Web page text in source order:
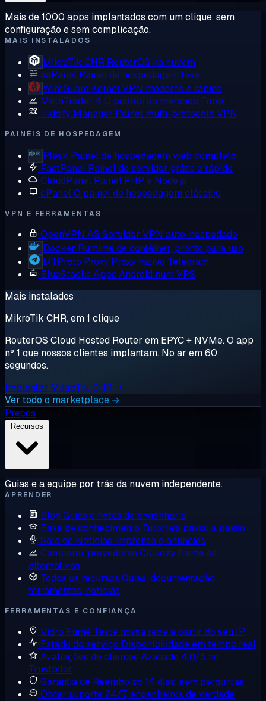
Mais de 1000 apps implantados com um clique, sem
configuração e sem complicação.
MAIS INSTALADOS
MikroTik CHR RouterOS na nuvem
aaPanel Painel de hospedagem leve
WireGuard Kernel VPN moderno e rápido
MetaTrader 4 O padrão do mercado Forex
Hiddify Manager Painel multi-protocolo VPN
PAINÉIS DE HOSPEDAGEM
Plesk Painel de hospedagem web completo
FastPanel Painel de servidor grátis e rápido
CloudPanel Painel PHP e Node.js
cPanelO painel de hospedagem clássico
VPN E FERRAMENTAS
OpenVPN AS Servidor VPN auto-hospedado
Docker Runtime de contêiner, pronto para uso
MTProto Proxy Proxy nativo Telegram
BlueStacks Apps Android num VPS
Mais instalados
MikroTik CHR, em 1 clique
RouterOS Cloud Hosted Router em EPYC + NVMe. O app
nº 1 que nossos clientes implantam. No ar em 60
segundos.
Implantar MikroTik CHR →
Ver todo o marketplace →
Preços
Guias e a equipe por trás da nuvem independente.
APRENDER
Blog Guias e notas de engenharia
Base de conhecimento Tutoriais passo a passo
Sala de Notícias Imprensa e anúncios
Comparar provedores Cloudzy frente às
alternativas
Todos os recursos Guias, documentação,
ferramentas, notícias
FERRAMENTAS E CONFIANÇA
Vidro Fumê Teste nossa rede a partir do seu IP
Estado do serviço Disponibilidade em tempo real
Avaliações de clientes Avaliado 4,6/5 no
Trustpilot
Garantia de Reembolso 14 dias, sem perguntas
Obter suporte 24/7, engenheiros de verdade